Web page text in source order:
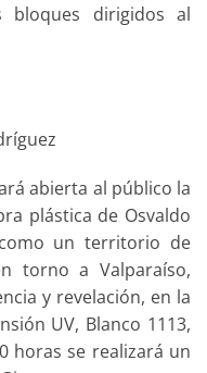
bloques dirigidos al
abierta al público la
plástica de Osvaldo
un territorio de
torno a Valparaíso,
y revelación, en la
UV, Blanco 1113,
horas se realizará un